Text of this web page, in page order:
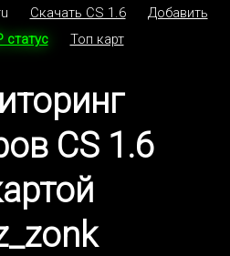
Скачать CS 1.6
Добавить
статус Топ карт
CS 1.6